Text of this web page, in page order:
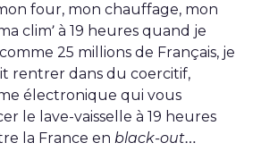
four, mon chauffage, mon
clim’ à 19 heures quand je
25 millions de Français, je
rentrer dans du coercitif,
électronique qui vous
le lave-vaisselle à 19 heures
la France en black-out…